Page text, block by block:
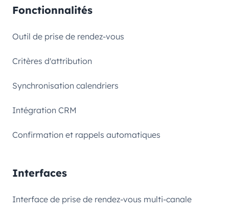
Fonctionnalités
Outil de prise de rendez-vous
Critères d'attribution
Synchronisation calendriers
Intégration CRM
Confirmation et rappels automatiques
Interfaces
Interface de prise de rendez-vous multi-canale